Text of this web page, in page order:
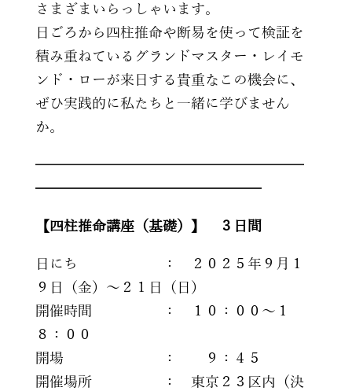
さまざまいらっしゃいます。
日ごろから四柱推命や断易を使って検証を
積み重ねているグランドマスター・レイモ
ンド・ローが来日する貴重なこの機会に、
ぜひ実践的に私たちと一緒に学びません
か。
━━━━━━━━━━━━━━━━━━━
━━━━━━━━━━━━━━━━
【四柱推命講座（基礎）】 ３日間
日にち ： ２０２５年９月１
９日（金）～２１日（日）
開催時間 ： １０：００～１
８：００
開場 ： ９：４５
開催場所 ： 東京２３区内（決